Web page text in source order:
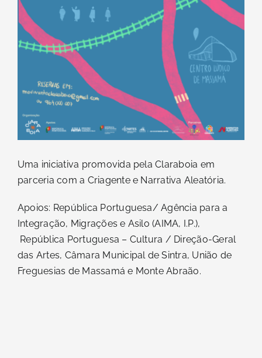
Uma iniciativa promovida pela Claraboia em
parceria com a Criagente e Narrativa Aleatória.
Apoios: República Portuguesa/ Agência para a
Integração, Migrações e Asilo (AIMA, I.P.),
República Portuguesa – Cultura / Direção-Geral
das Artes, Câmara Municipal de Sintra, União de
Freguesias de Massamá e Monte Abraão.